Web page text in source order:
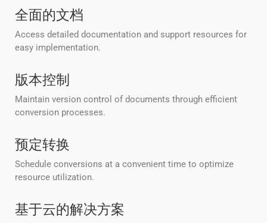
全面的文档
Access detailed documentation and support resources for
easy implementation.
版本控制
Maintain version control of documents through efficient
conversion processes.
预定转换
Schedule conversions at a convenient time to optimize
resource utilization.
基于云的解决方案